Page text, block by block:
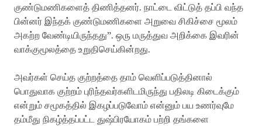
குண்டுமணிகளைத் திணித்தனர். நாட்டை விட்டுத் தப்பி வந்த
பின்னர் இந்தக் குண்டுமணிகளை அறுவை சிகிச்சை மூலம்
அகற்ற வேண்டியிருந்தது”. ஒரு மருத்துவ அறிக்கை இவரின்
வாக்குமூலத்தை உறுதிசெய்கின்றது.
அவர்கள் செய்த குற்றத்தை தாம் வெளிப்படுத்தினால்
பொதுவாக குற்றம் புரிந்தவர்களிடமிருந்து பதிலடி கிடைக்கும்
என்றும் சமூகத்தில் இகழப்படுவோம் என்னும் பய உணர்வுமே
தம்மீது நிகழ்த்தப்பட்ட துஷ்பிரயோகம் பற்றி தங்களை